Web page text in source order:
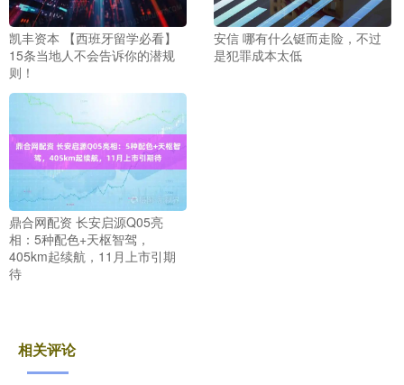
凯丰资本 【西班牙留学必看】
15条当地人不会告诉你的潜规
则！
安信 哪有什么铤而走险，不过
是犯罪成本太低
鼎合网配资 长安启源Q05亮
相：5种配色+天枢智驾，
405km起续航，11月上市引期
待
相关评论